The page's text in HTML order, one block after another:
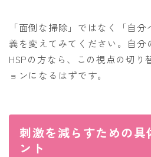
「面倒な掃除」ではなく「自
義を変えてみてください。自分
HSPの方なら、この視点の切り
ョンになるはずです。
刺激を減らすための具
ント